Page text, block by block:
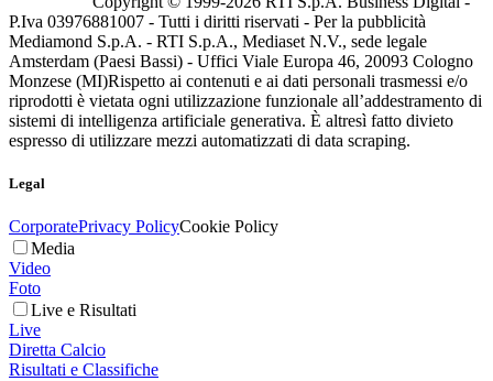
P.Iva 03976881007 - Tutti i diritti riservati - Per la pubblicità
Mediamond S.p.A. - RTI S.p.A., Mediaset N.V., sede legale
Amsterdam (Paesi Bassi) - Uffici Viale Europa 46, 20093 Cologno
Monzese (MI)Rispetto ai contenuti e ai dati personali trasmessi e/o
riprodotti è vietata ogni utilizzazione funzionale all’addestramento di
sistemi di intelligenza artificiale generativa. È altresì fatto divieto
espresso di utilizzare mezzi automatizzati di data scraping.
Legal
CorporatePrivacy PolicyCookie Policy
Media
Video
Foto
Live e Risultati
Live
Diretta Calcio
Risultati e Classifiche